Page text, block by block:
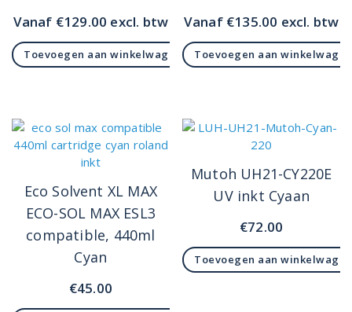
Vanaf €129.00 excl. btw
Toevoegen aan winkelwagen
Vanaf €135.00 excl. btw
Toevoegen aan winkelwagen
Eco Solvent XL MAX
ECO-SOL MAX ESL3
compatible, 440ml
Cyan
€45.00
Mutoh UH21-CY220E
UV inkt Cyaan
€72.00
Toevoegen aan winkelwagen